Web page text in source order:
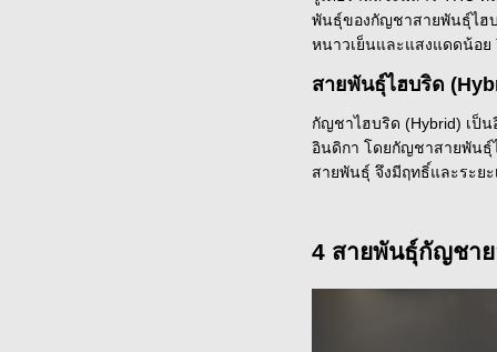
พันธุ์ของกัญชาสายพันธุ์ไฮบ
หนาวเย็นและแสงแดดน้อ
สายพันธุ์ไฮบริด
กัญชาไฮบริด (Hybrid) เป็
อินดิกา โดยกัญชาสายพันธุ์
สายพันธุ์ จึงมีฤทธิ์และระย
4 สายพันธุ์กัญชา